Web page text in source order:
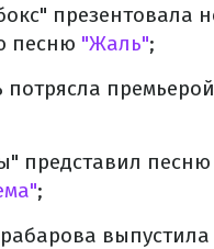
презентовала
песню "Жаль";
представил песню
";